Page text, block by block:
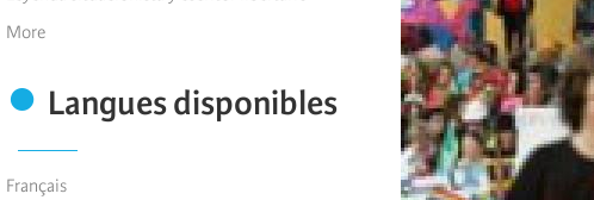
More
Langues disponibles
Français